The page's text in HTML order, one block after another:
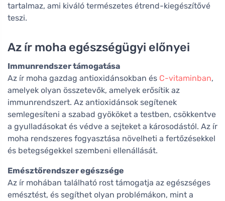
tartalmaz, ami kiváló természetes étrend-kiegészítővé
teszi.
Az ír moha egészségügyi előnyei
Immunrendszer támogatása
Az ír moha gazdag antioxidánsokban és C-vitaminban,
amelyek olyan összetevők, amelyek erősítik az
immunrendszert. Az antioxidánsok segítenek
semlegesíteni a szabad gyököket a testben, csökkentve
a gyulladásokat és védve a sejteket a károsodástól. Az ír
moha rendszeres fogyasztása növelheti a fertőzésekkel
és betegségekkel szembeni ellenállását.
Emésztőrendszer egészsége
Az ír mohában található rost támogatja az egészséges
emésztést, és segíthet olyan problémákon, mint a